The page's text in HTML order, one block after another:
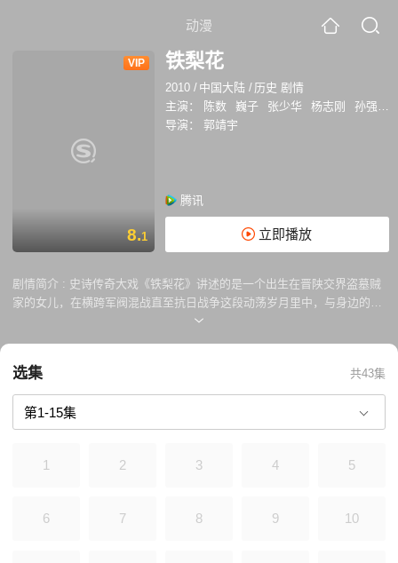
动漫
VIP
8.1
铁梨花
2010 / 中国大陆 / 历史 剧情
主演：
陈数 巍子 张少华 杨志刚 孙强
导演：
郭靖宇
腾讯
立即播放
剧情简介 : 史诗传奇大戏《铁梨花》讲述的是一个出生在晋陕交界盗墓贼
家的女儿，在横跨军阀混战直至抗日战争这段动荡岁月里中，与身边的亲
人、爱人、朋友甚至仇敌共同演绎的一段传奇岁月，先后与几个男人间的
选集 共43集
1 2 3 4 5
6 7 8 9 10